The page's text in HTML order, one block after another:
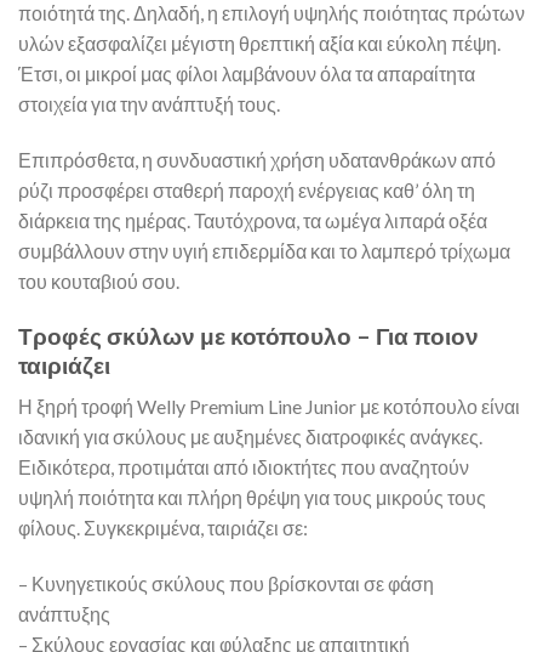
ποιότητά της. Δηλαδή, η επιλογή υψηλής ποιότητας πρώτων
υλών εξασφαλίζει μέγιστη θρεπτική αξία και εύκολη πέψη.
Έτσι, οι μικροί μας φίλοι λαμβάνουν όλα τα απαραίτητα
στοιχεία για την ανάπτυξή τους.
Επιπρόσθετα, η συνδυαστική χρήση υδατανθράκων από
ρύζι προσφέρει σταθερή παροχή ενέργειας καθ’ όλη τη
διάρκεια της ημέρας. Ταυτόχρονα, τα ωμέγα λιπαρά οξέα
συμβάλλουν στην υγιή επιδερμίδα και το λαμπερό τρίχωμα
του κουταβιού σου.
Τροφές σκύλων με κοτόπουλο – Για ποιον
ταιριάζει
Η ξηρή τροφή Welly Premium Line Junior με κοτόπουλο είναι
ιδανική για σκύλους με αυξημένες διατροφικές ανάγκες.
Ειδικότερα, προτιμάται από ιδιοκτήτες που αναζητούν
υψηλή ποιότητα και πλήρη θρέψη για τους μικρούς τους
φίλους. Συγκεκριμένα, ταιριάζει σε:
– Κυνηγετικούς σκύλους που βρίσκονται σε φάση
ανάπτυξης
– Σκύλους εργασίας και φύλαξης με απαιτητική